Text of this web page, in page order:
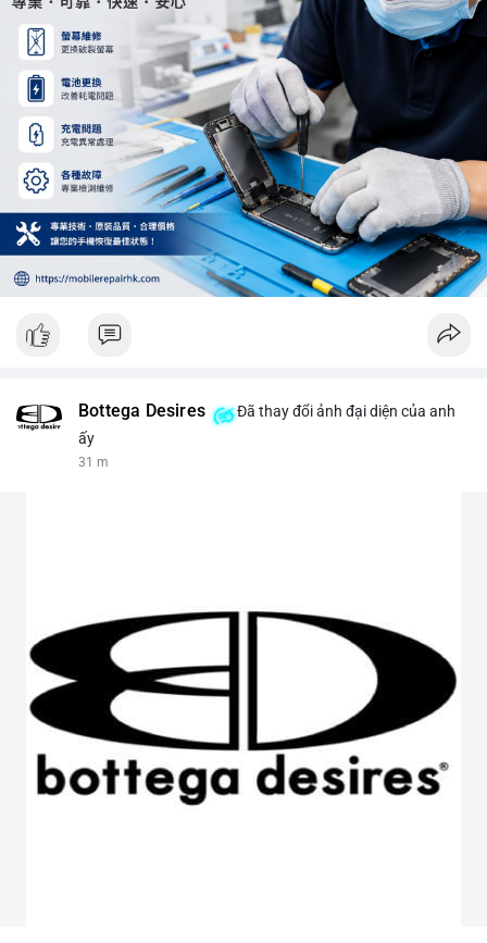
trung trong 24 giờ tới.
#12dot29btc #vilanh #tichluydaihan #phienau #btcmempool
Bottega Desires
Đã thay đổi ảnh đại diện của anh
ấy
31 m